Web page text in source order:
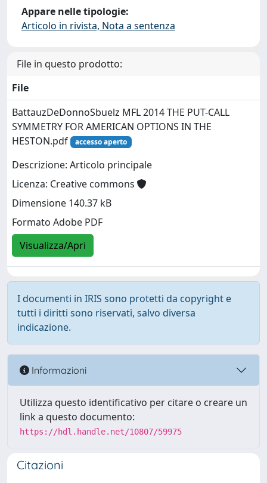
Appare nelle tipologie:
Articolo in rivista, Nota a sentenza
File in questo prodotto:
File
BattauzDeDonnoSbuelz MFL 2014 THE PUT-CALL
SYMMETRY FOR AMERICAN OPTIONS IN THE
HESTON.pdf
accesso aperto
Descrizione: Articolo principale
Licenza: Creative commons
Dimensione 140.37 kB
Formato Adobe PDF
Visualizza/Apri
I documenti in IRIS sono protetti da copyright e
tutti i diritti sono riservati, salvo diversa
indicazione.
Informazioni
Utilizza questo identificativo per citare o creare un
link a questo documento:
https://hdl.handle.net/10807/59975
Citazioni